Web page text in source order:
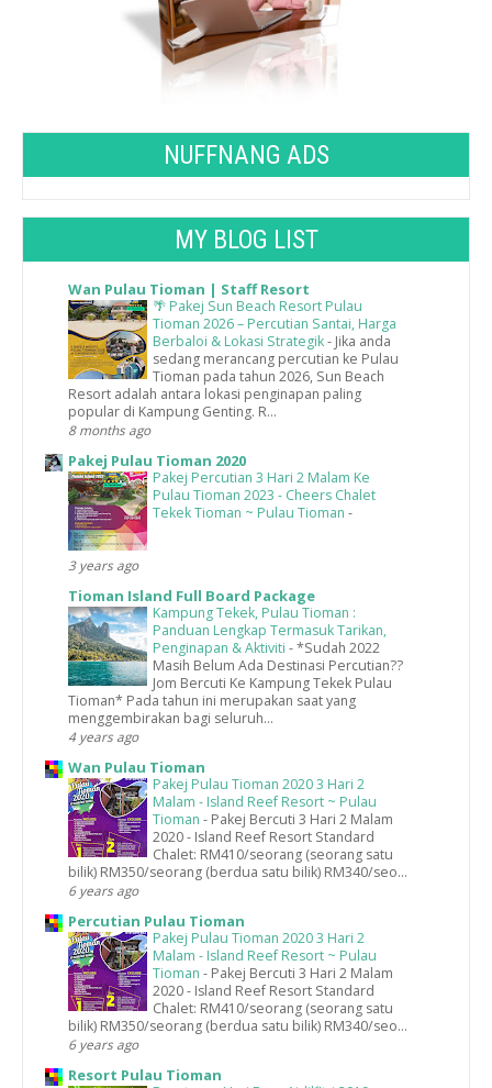
NUFFNANG ADS
MY BLOG LIST
Wan Pulau Tioman | Staff Resort
🌴 Pakej Sun Beach Resort Pulau
Tioman 2026 – Percutian Santai, Harga
Berbaloi & Lokasi Strategik- Jika anda
sedang merancang percutian ke Pulau
Tioman pada tahun 2026, Sun Beach
Resort adalah antara lokasi penginapan paling
popular di Kampung Genting. R...
8 months ago
Pakej Pulau Tioman 2020
Pakej Percutian 3 Hari 2 Malam Ke
Pulau Tioman 2023 - Cheers Chalet
Tekek Tioman ~ Pulau Tioman -
3 years ago
Tioman Island Full Board Package
Kampung Tekek, Pulau Tioman :
Panduan Lengkap Termasuk Tarikan,
Penginapan & Aktiviti -*Sudah 2022
Masih Belum Ada Destinasi Percutian??
Jom Bercuti Ke Kampung Tekek Pulau
Tioman* Pada tahun ini merupakan saat yang
menggembirakan bagi seluruh...
4 years ago
Wan Pulau Tioman
Pakej Pulau Tioman 2020 3 Hari 2
Malam - Island Reef Resort ~ Pulau
Tioman - Pakej Bercuti 3 Hari 2 Malam
2020 - Island Reef Resort Standard
Chalet: RM410/seorang (seorang satu
bilik) RM350/seorang (berdua satu bilik) RM340/seo...
6 years ago
Percutian Pulau Tioman
Pakej Pulau Tioman 2020 3 Hari 2
Malam - Island Reef Resort ~ Pulau
Tioman - Pakej Bercuti 3 Hari 2 Malam
2020 - Island Reef Resort Standard
Chalet: RM410/seorang (seorang satu
bilik) RM350/seorang (berdua satu bilik) RM340/seo...
6 years ago
Resort Pulau Tioman